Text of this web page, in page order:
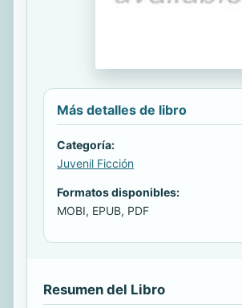
Más detalles de libro
Categoría:
Juvenil Ficción
Formatos disponibles:
MOBI, EPUB, PDF
Resumen del Libro